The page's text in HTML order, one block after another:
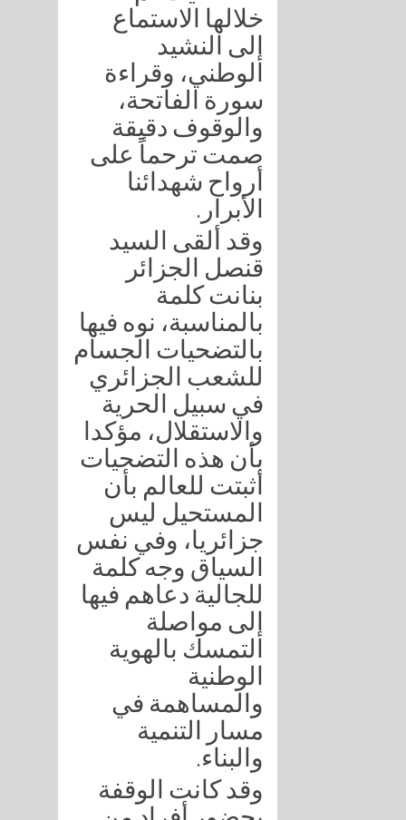
خلالها الاستماع
إلى النشيد
الوطني، وقراءة
سورة الفاتحة،
والوقوف دقيقة
صمت ترحماً على
أرواح شهدائنا
الأبرار.
وقد ألقى السيد
قنصل الجزائر
بنانت كلمة
بالمناسبة، نوه فيها
بالتضحيات الجسام
للشعب الجزائري
في سبيل الحرية
والاستقلال، مؤكدا
بأن هذه التضحيات
أثبتت للعالم بأن
المستحيل ليس
جزائريا، وفي نفس
السياق وجه كلمة
للجالية دعاهم فيها
إلى مواصلة
التمسك بالهوية
الوطنية
والمساهمة في
مسار التنمية
والبناء.
وقد كانت الوقفة